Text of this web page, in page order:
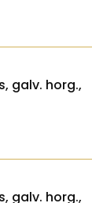
galv. horg.,
galv. horg.,